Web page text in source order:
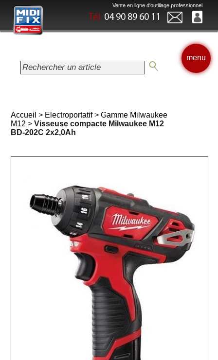
Vente en ligne d'outillage professionnel
Tél. 04 90 89 60 11
menu
Accueil > Electroportatif>Gamme Milwaukee
M12 >Visseuse compacte Milwaukee M12
BD-202C 2x2,0Ah